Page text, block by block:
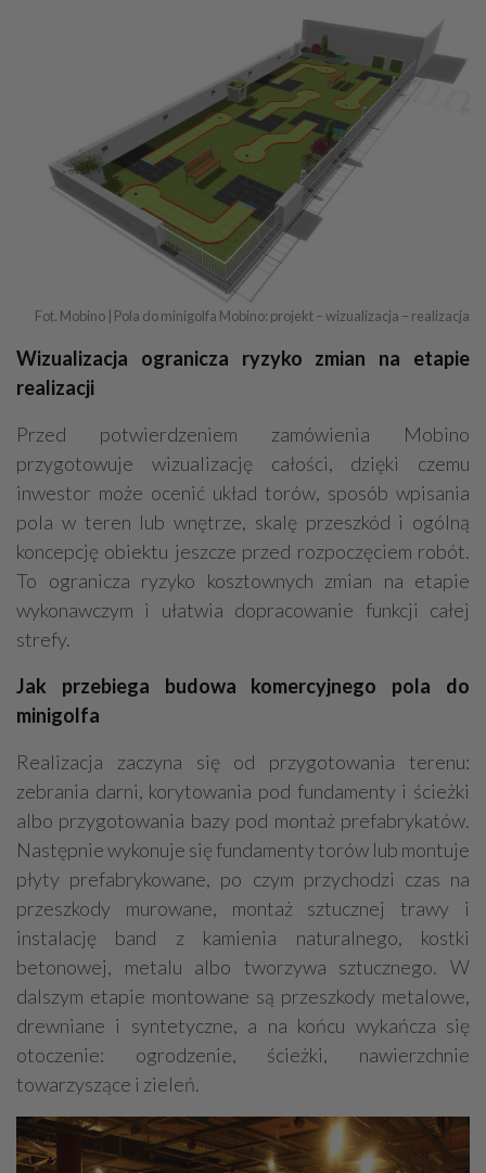
Fot. Mobino | Pola do minigolfa Mobino: projekt – wizualizacja – realizacja
Wizualizacja ogranicza ryzyko zmian na etapie
realizacji
Przed potwierdzeniem zamówienia Mobino
przygotowuje wizualizację całości, dzięki czemu
inwestor może ocenić układ torów, sposób wpisania
pola w teren lub wnętrze, skalę przeszkód i ogólną
koncepcję obiektu jeszcze przed rozpoczęciem robót.
To ogranicza ryzyko kosztownych zmian na etapie
wykonawczym i ułatwia dopracowanie funkcji całej
strefy.
Jak przebiega budowa komercyjnego pola do
minigolfa
Realizacja zaczyna się od przygotowania terenu:
zebrania darni, korytowania pod fundamenty i ścieżki
albo przygotowania bazy pod montaż prefabrykatów.
Następnie wykonuje się fundamenty torów lub montuje
płyty prefabrykowane, po czym przychodzi czas na
przeszkody murowane, montaż sztucznej trawy i
instalację band z kamienia naturalnego, kostki
betonowej, metalu albo tworzywa sztucznego. W
dalszym etapie montowane są przeszkody metalowe,
drewniane i syntetyczne, a na końcu wykańcza się
otoczenie: ogrodzenie, ścieżki, nawierzchnie
towarzyszące i zieleń.